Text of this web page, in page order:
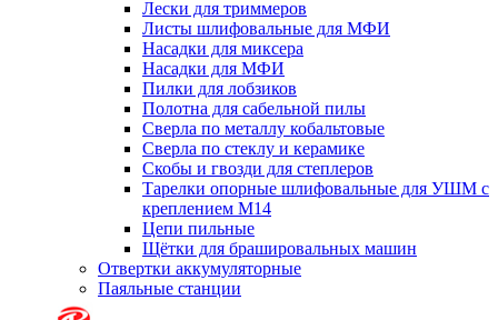
Лески для триммеров
Листы шлифовальные для МФИ
Насадки для миксера
Насадки для МФИ
Пилки для лобзиков
Полотна для сабельной пилы
Сверла по металлу кобальтовые
Сверла по стеклу и керамике
Скобы и гвозди для степлеров
Тарелки опорные шлифовальные для УШМ с
креплением М14
Цепи пильные
Щётки для брашировальных машин
Отвертки аккумуляторные
Паяльные станции